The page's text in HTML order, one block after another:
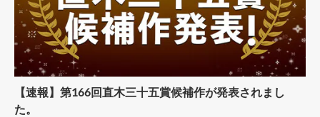
【速報】第166回直木三十五賞候補作が発表されまし
た。